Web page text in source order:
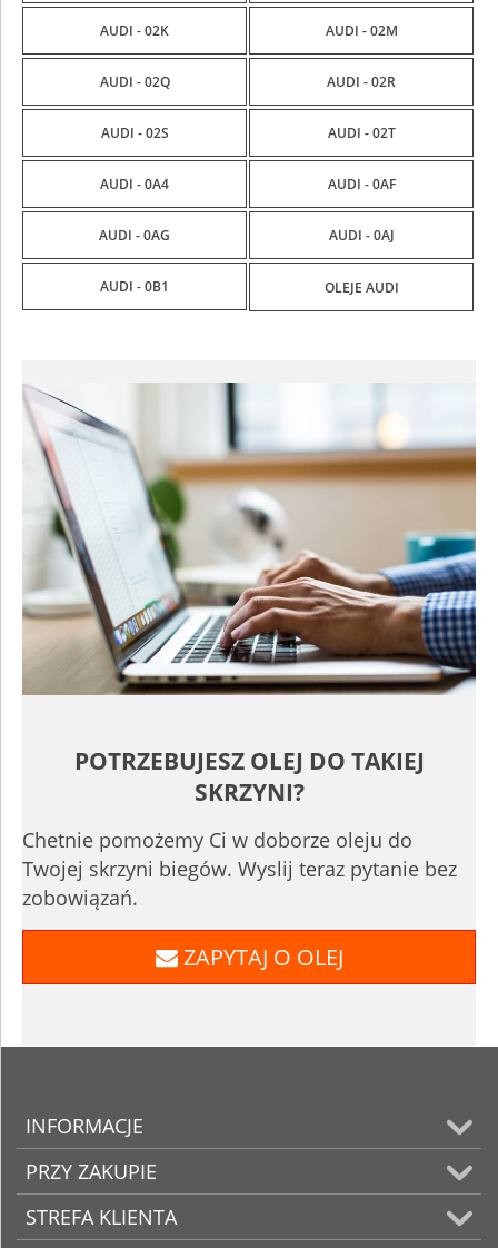
AUDI - 02K AUDI - 02M
AUDI - 02Q AUDI - 02R
AUDI - 02S AUDI - 02T
AUDI - 0A4 AUDI - 0AF
AUDI - 0AG AUDI - 0AJ
AUDI - 0B1 OLEJE AUDI
POTRZEBUJESZ OLEJ DO TAKIEJ
SKRZYNI?
Chetnie pomożemy Ci w doborze oleju do
Twojej skrzyni biegów. Wyslij teraz pytanie bez
zobowiązań.
ZAPYTAJ O OLEJ
INFORMACJE
PRZY ZAKUPIE
STREFA KLIENTA